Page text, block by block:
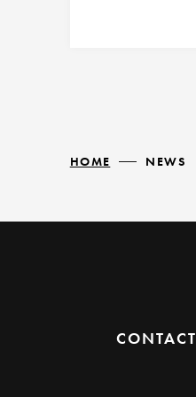
HOME NEWS
CONTACT